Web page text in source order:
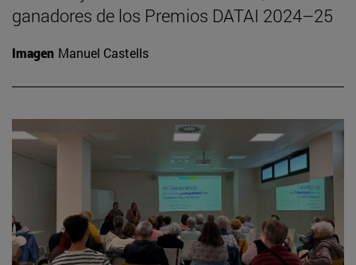
ganadores de los Premios DATAI 2024–25
Imagen Manuel Castells